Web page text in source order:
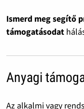
Ismerd meg segítő
támogatásodat
Anyagi
Az alkalmi vagy